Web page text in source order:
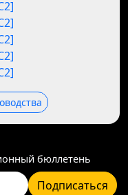
бюллетень
Подписаться